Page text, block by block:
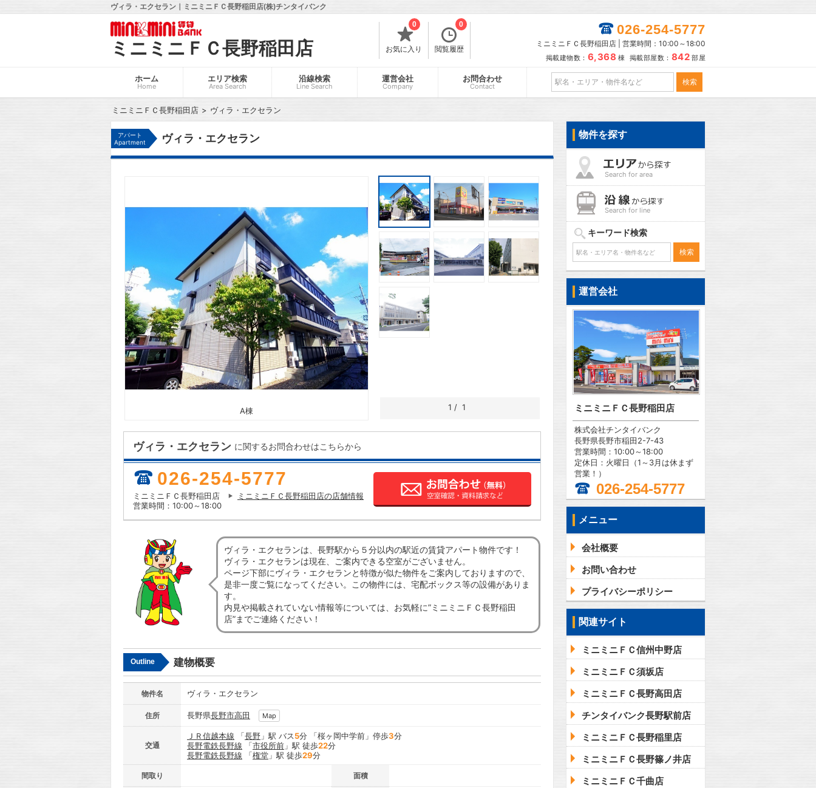
ヴィラ・エクセラン｜ミニミニＦＣ長野稲田店(株)チンタイバンク
ミニミニＦＣ長野稲田店 お気に入り
0
閲覧履歴
0 026-254-5777
ミニミニＦＣ長野稲田店 | 営業時間：10:00～18:00
掲載建物数： 6,368 棟 掲載部屋数： 842 部屋
ホーム
Home
エリア検索
Area Search
沿線検索
Line Search
運営会社
Company
お問合わせ
Contact
ミニミニＦＣ長野稲田店 ヴィラ・エクセラン
アパート
Apartment
ヴィラ・エクセラン
A棟 1 / 1
ヴィラ・エクセラン に関するお問合わせはこちらから
026-254-5777
ミニミニＦＣ長野稲田店
ミニミニＦＣ長野稲田店の店舗情報
営業時間：10:00～18:00
ヴィラ・エクセランは、長野駅から５分以内の駅近の賃貸アパート物件です！
ヴィラ・エクセランは現在、ご案内できる空室がございません。
ページ下部にヴィラ・エクセランと特徴が似た物件をご案内しておりますので、
是非一度ご覧になってください。この物件には、宅配ボックス等の設備がありま
す。
内見や掲載されていない情報等については、お気軽に”ミニミニＦＣ長野稲田
店”までご連絡ください！
Outline 建物概要
物件名 ヴィラ・エクセラン
住所 長野県長野市高田 Map
交通
ＪＲ信越本線 「長野 」駅 バス5分 「桜ヶ岡中学前」停歩3分
長野電鉄長野線 「市役所前 」駅 徒歩22分
長野電鉄長野線 「権堂 」駅 徒歩29分
間取り 面積
物件を探す
Search for area
Search for line
キーワード検索
運営会社
ミニミニＦＣ長野稲田店
株式会社チンタイバンク
長野県長野市稲田2-7-43
営業時間：10:00～18:00
定休日：火曜日（1～3月は休まず
営業！）
026-254-5777
メニュー
会社概要
お問い合わせ
プライバシーポリシー
関連サイト
ミニミニＦＣ信州中野店
ミニミニＦＣ須坂店
ミニミニＦＣ長野高田店
チンタイバンク長野駅前店
ミニミニＦＣ長野稲里店
ミニミニＦＣ長野篠ノ井店
ミニミニＦＣ千曲店